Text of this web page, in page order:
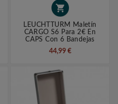

LEUCHTTURM Maletín
CARGO S6 Para 2€ En
CAPS Con 6 Bandejas
44,99 €